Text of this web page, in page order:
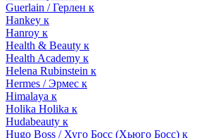
Guerlain / Герлен к
Hankey к
Hanroy к
Health & Beauty к
Health Academy к
Helena Rubinstein к
Hermes / Эрмес к
Himalaya к
Holika Holika к
Hudabeauty к
Hugo Boss / Хуго Босс (Хьюго Босс) к